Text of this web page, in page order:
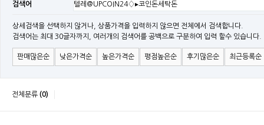
[공지]12W~300W Medical Adapter"2017 NEW MODEL"[ADT] 출시
[공지][민웰] [민웰] 인버터 "정현파 / 유사 정현파" 시리즈 제품을 출시
[공지][민웰] LED 방수형 (CLG / CEN / HLG)시리즈 제품 출시
검색어
상세검색을 선택하지 않거나, 상품가격을 입력하지 않으면 전체에서 검색합니다.
검색어는 최대 30글자까지, 여러개의 검색어를 공백으로 구분하여 입력 할수 있습니다.
판매많은순 낮은가격순 높은가격순 평점높은순 후기많은순 최근등록순
전체분류 (0)